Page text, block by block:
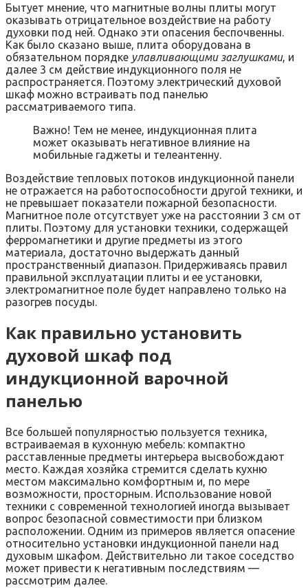
Бытует мнение, что магнитные волны плиты могут
оказывать отрицательное воздействие на работу
духовки под ней. Однако эти опасения беспочвенны.
Как было сказано выше, плита оборудована в
обязательном порядке улавливающими заглушками, и
далее 3 см действие индукционного поля не
распространяется. Поэтому электрический духовой
шкаф можно встраивать под панелью
рассматриваемого типа.
Важно! Тем не менее, индукционная плита
может оказывать негативное влияние на
мобильные гаджеты и телеантенну.
Воздействие тепловых потоков индукционной панели
не отражается на работоспособности другой техники, и
не превышает показатели пожарной безопасности.
Магнитное поле отсутствует уже на расстоянии 3 см от
плиты. Поэтому для установки техники, содержащей
ферромагнетики и другие предметы из этого
материала, достаточно выдержать данный
пространственный диапазон. Придерживаясь правил
правильной эксплуатации плиты и ее установки,
электромагнитное поле будет направлено только на
разогрев посуды.
Как правильно установить
духовой шкаф под
индукционной варочной
панелью
Все большей популярностью пользуется техника,
встраиваемая в кухонную мебель: компактно
расставленные предметы интерьера высвобождают
место. Каждая хозяйка стремится сделать кухню
местом максимально комфортным и, по мере
возможности, просторным. Использование новой
техники с современной технологией иногда вызывает
вопрос безопасной совместимости при близком
расположении. Одним из примеров является опасение
относительно установки индукционной панели над
духовым шкафом. Действительно ли такое соседство
может привести к негативным последствиям —
рассмотрим далее.